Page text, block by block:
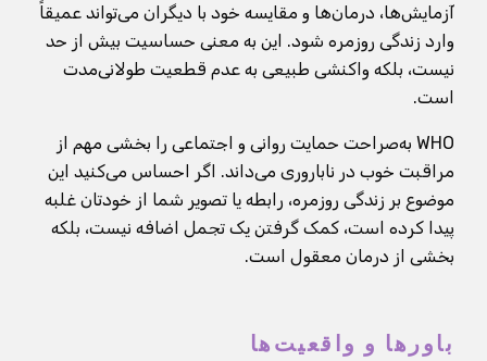
آزمایش‌ها، درمان‌ها و مقایسه خود با دیگران می‌تواند عمیقاً
وارد زندگی روزمره شود. این به معنی حساسیت بیش از حد
نیست، بلکه واکنشی طبیعی به عدم قطعیت طولانی‌مدت
است.
WHO به‌صراحت حمایت روانی و اجتماعی را بخشی مهم از
مراقبت خوب در ناباروری می‌داند. اگر احساس می‌کنید این
موضوع بر زندگی روزمره، رابطه یا تصویر شما از خودتان غلبه
پیدا کرده است، کمک گرفتن یک تجمل اضافه نیست، بلکه
بخشی از درمان معقول است.
باورها و واقعیت‌ها